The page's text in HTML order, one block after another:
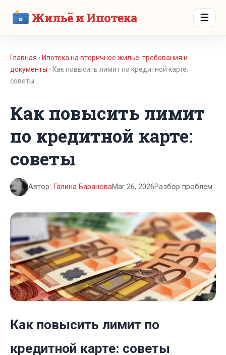
Жильё и Ипотека ☰
Главная › Ипотека на вторичное жильё: требования и
документы › Как повысить лимит по кредитной карте:
советы…
Как повысить лимит
по кредитной карте:
советы
Автор: Галина БарановаMar 26, 2026Разбор проблем
Как повысить лимит по
кредитной карте: советы